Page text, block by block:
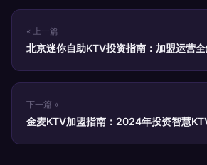
« 上一篇
北京迷你自助KTV投资指南：加盟运营
下一篇 »
金麦KTV加盟指南：2024年投资智慧